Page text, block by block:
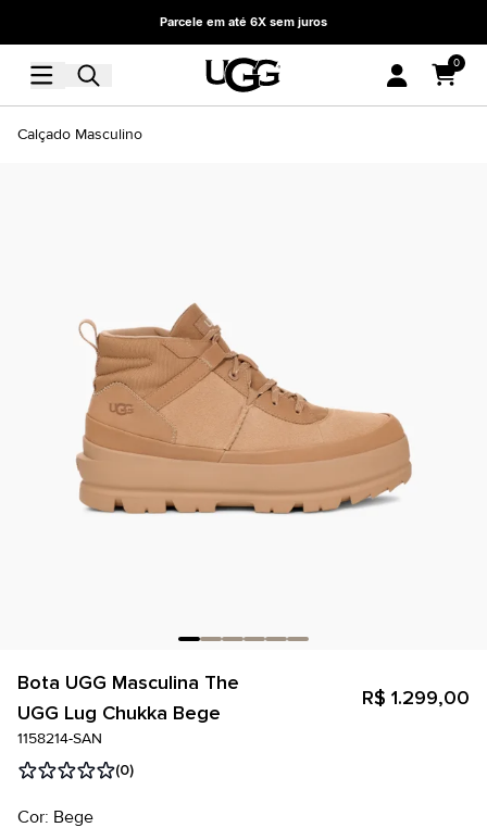
Parcele em até 6X sem juros
0
Calçado Masculino
Bota UGG Masculina The
UGG Lug Chukka Bege
R$ 1.299,00
1158214-SAN
(0)
Cor: Bege